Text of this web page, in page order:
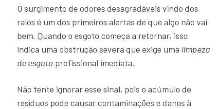
O surgimento de odores desagradáveis vindo dos
ralos é um dos primeiros alertas de que algo não vai
bem. Quando o esgoto começa a retornar, isso
indica uma obstrução severa que exige uma limpeza
de esgoto profissional imediata.
Não tente ignorar esse sinal, pois o acúmulo de
resíduos pode causar contaminações e danos à